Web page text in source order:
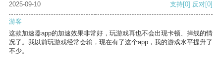
2025-09-10
支持[0] 反对[0]
游客
这款加速器app的加速效果非常好，玩游戏再也不会出现卡顿、掉线的情
况了。我以前玩游戏经常会输，现在有了这个app，我的游戏水平提升了
不少。